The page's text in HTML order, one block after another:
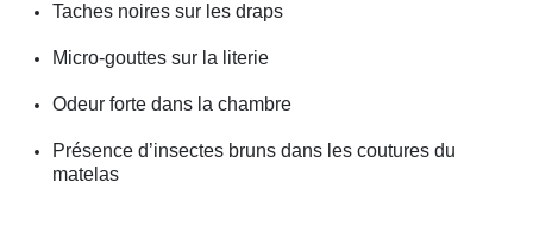
Taches noires sur les draps
Micro-gouttes sur la literie
Odeur forte dans la chambre
Présence d’insectes bruns dans les coutures du
matelas